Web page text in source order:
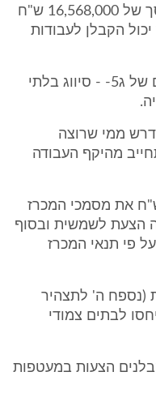
מתחם ומתחם עולה רבות על הסך של 16,568,000 ש"ח
הקבלן לעבודות
למגיד ישנו סיווג מרשם הקבלנים של ג5- - סיווג בלתי
כזכור כי סיווג ג5/ נדרש ממי שרוצה
מהיקף העבודה
אשר רכשה תמורת 5,000 ש"ח את מסמכי המכרז
הצעת לשמשית ובסוף
על פי תנאי המכרז
(נספח ה' לתצהיר
לבתים צמודי
סיור הקבלנים הגישו 16 קבלנים הצעות במעטפות